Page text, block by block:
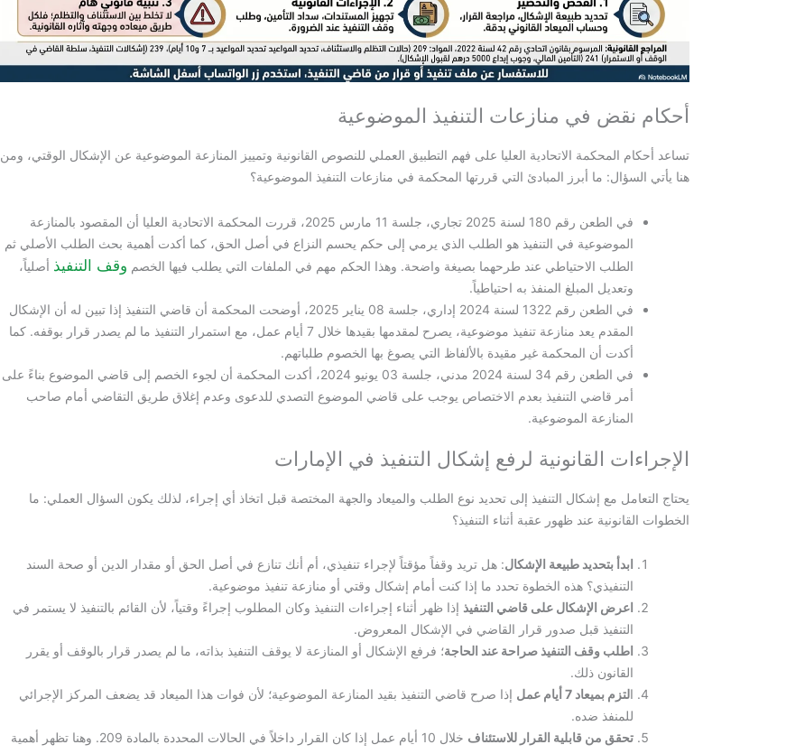
أحكام نقض في منازعات التنفيذ الموضوعية
تساعد أحكام المحكمة الاتحادية العليا على فهم التطبيق العملي للنصوص القانونية وتمييز المنازعة الموضوعية عن الإشكال الوقتي، ومن
هنا يأتي السؤال: ما أبرز المبادئ التي قررتها المحكمة في منازعات التنفيذ الموضوعية؟
في الطعن رقم 180 لسنة 2025 تجاري، جلسة 11 مارس 2025، قررت المحكمة الاتحادية العليا أن المقصود بالمنازعة
الموضوعية في التنفيذ هو الطلب الذي يرمي إلى حكم يحسم النزاع في أصل الحق، كما أكدت أهمية بحث الطلب الأصلي ثم
الطلب الاحتياطي عند طرحهما بصيغة واضحة. وهذا الحكم مهم في الملفات التي يطلب فيها الخصم وقف التنفيذ أصلياً،
وتعديل المبلغ المنفذ به احتياطياً.
في الطعن رقم 1322 لسنة 2024 إداري، جلسة 08 يناير 2025، أوضحت المحكمة أن قاضي التنفيذ إذا تبين له أن الإشكال
المقدم يعد منازعة تنفيذ موضوعية، يصرح لمقدمها بقيدها خلال 7 أيام عمل، مع استمرار التنفيذ ما لم يصدر قرار بوقفه. كما
أكدت أن المحكمة غير مقيدة بالألفاظ التي يصوغ بها الخصوم طلباتهم.
في الطعن رقم 34 لسنة 2024 مدني، جلسة 03 يونيو 2024، أكدت المحكمة أن لجوء الخصم إلى قاضي الموضوع بناءً على
أمر قاضي التنفيذ بعدم الاختصاص يوجب على قاضي الموضوع التصدي للدعوى وعدم إغلاق طريق التقاضي أمام صاحب
المنازعة الموضوعية.
الإجراءات القانونية لرفع إشكال التنفيذ في الإمارات
يحتاج التعامل مع إشكال التنفيذ إلى تحديد نوع الطلب والميعاد والجهة المختصة قبل اتخاذ أي إجراء، لذلك يكون السؤال العملي: ما
الخطوات القانونية عند ظهور عقبة أثناء التنفيذ؟
ابدأ بتحديد طبيعة الإشكال: هل تريد وقفاً مؤقتاً لإجراء تنفيذي، أم أنك تنازع في أصل الحق أو مقدار الدين أو صحة السند
التنفيذي؟ هذه الخطوة تحدد ما إذا كنت أمام إشكال وقتي أو منازعة تنفيذ موضوعية.
اعرض الإشكال على قاضي التنفيذ إذا ظهر أثناء إجراءات التنفيذ وكان المطلوب إجراءً وقتياً، لأن القائم بالتنفيذ لا يستمر في
التنفيذ قبل صدور قرار القاضي في الإشكال المعروض.
اطلب وقف التنفيذ صراحة عند الحاجة؛ فرفع الإشكال أو المنازعة لا يوقف التنفيذ بذاته، ما لم يصدر قرار بالوقف أو يقرر
القانون ذلك.
التزم بميعاد 7 أيام عمل
إذا صرح قاضي التنفيذ بقيد المنازعة الموضوعية؛ لأن فوات هذا الميعاد قد يضعف المركز الإجرائي
للمنفذ ضده.
تحقق من قابلية القرار للاستئناف
خلال 10 أيام عمل إذا كان القرار داخلاً في الحالات المحددة بالمادة 209. وهنا تظهر أهمية